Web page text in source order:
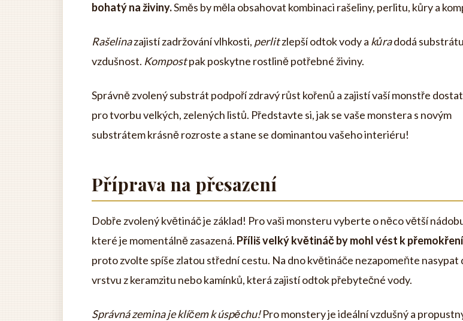
bohatý na živiny.Směs by měla obsahovat kombinaci rašeliny, perlitu, kůry a
Rašelinazajistí zadržování vlhkosti, perlitzlepší odtok vody a kůradodá substrátu
vzdušnost. Kompostpak poskytne rostlině potřebné živiny.
Správně zvolený substrát podpoří zdravý růst kořenů a zajistí vaší monstře
pro tvorbu velkých, zelených listů. Představte si, jak se vaše monstera s novým
substrátem krásně rozroste a stane se dominantou vašeho interiéru!
Příprava na přesazení
Dobře zvolený květináč je základ! Pro vaši monsteru vyberte o něco větší
které je momentálně zasazená. Příliš velký květináč by mohl vést k
proto zvolte spíše zlatou střední cestu. Na dno květináče nezapomeňte nasypat
vrstvu z keramzitu nebo kamínků, která zajistí odtok přebytečné vody.
Správná zemina je klíčem k úspěchu!Pro monstery je ideální vzdušný a